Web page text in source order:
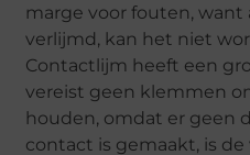
marge voor fouten,
verlijmd, kan het niet
Contactlijm heeft een
vereist geen klemmen
houden, omdat er geen
contact is gemaakt, is